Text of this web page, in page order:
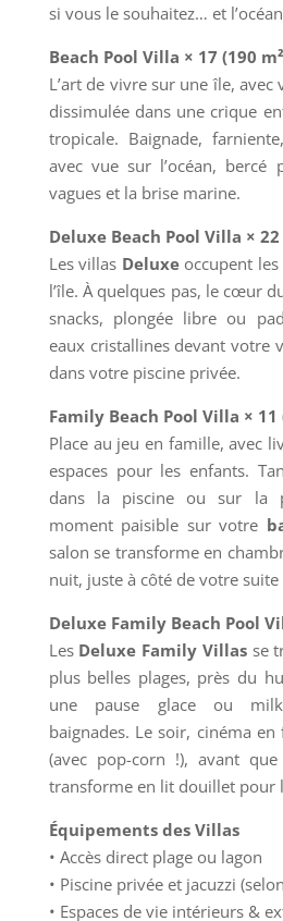
si vous le souhaitez… et
Beach Pool Villa × 17 (190
L’art de vivre sur une île, avec
dissimulée dans une crique
tropicale. Baignade,
avec vue sur l’océan,
vagues et la brise marine.
Deluxe Beach Pool Villa × 22
Les villas Deluxeoccupent les
l’île. À quelques pas, le cœur
snacks, plongée libre ou
eaux cristallines devant votre
dans votre piscine privée.
Family Beach Pool Villa × 11
Place au jeu en famille, avec
espaces pour les enfants.
dans la piscine ou sur la
moment paisible sur votre
salon se transforme en
nuit, juste à côté de votre suite
Deluxe Family Beach Pool
Les Deluxe Family Villasse
plus belles plages, près du
une pause glace ou
baignades. Le soir, cinéma
(avec pop-corn !), avant
transforme en lit douillet pour
Équipements des Villas
• Accès direct plage ou lagon
• Piscine privée et jacuzzi
• Espaces de vie intérieurs &